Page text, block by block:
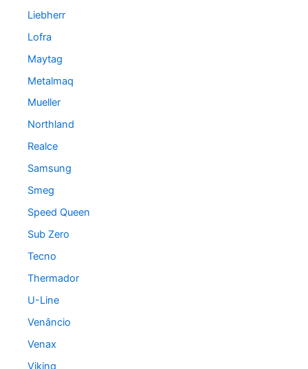
Liebherr
Lofra
Maytag
Metalmaq
Mueller
Northland
Realce
Samsung
Smeg
Speed Queen
Sub Zero
Tecno
Thermador
U-Line
Venâncio
Venax
Viking